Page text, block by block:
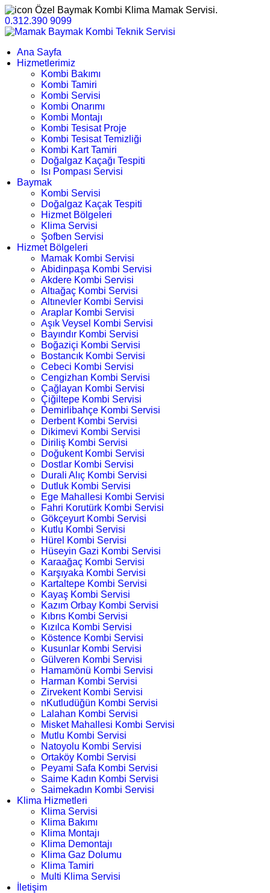
Özel Baymak Kombi Klima Mamak Servisi.
0.312.390 9099
Ana Sayfa
Hizmetlerimiz
Kombi Bakımı
Kombi Tamiri
Kombi Servisi
Kombi Onarımı
Kombi Montajı
Kombi Tesisat Proje
Kombi Tesisat Temizliği
Kombi Kart Tamiri
Doğalgaz Kaçağı Tespiti
Isı Pompası Servisi
Baymak
Kombi Servisi
Doğalgaz Kaçak Tespiti
Hizmet Bölgeleri
Klima Servisi
Şofben Servisi
Hizmet Bölgeleri
Mamak Kombi Servisi
Abidinpaşa Kombi Servisi
Akdere Kombi Servisi
Altıağaç Kombi Servisi
Altınevler Kombi Servisi
Araplar Kombi Servisi
Aşık Veysel Kombi Servisi
Bayındır Kombi Servisi
Boğaziçi Kombi Servisi
Bostancık Kombi Servisi
Cebeci Kombi Servisi
Cengizhan Kombi Servisi
Çağlayan Kombi Servisi
Çiğiltepe Kombi Servisi
Demirlibahçe Kombi Servisi
Derbent Kombi Servisi
Dikimevi Kombi Servisi
Diriliş Kombi Servisi
Doğukent Kombi Servisi
Dostlar Kombi Servisi
Durali Alıç Kombi Servisi
Dutluk Kombi Servisi
Ege Mahallesi Kombi Servisi
Fahri Korutürk Kombi Servisi
Gökçeyurt Kombi Servisi
Kutlu Kombi Servisi
Hürel Kombi Servisi
Hüseyin Gazi Kombi Servisi
Karaağaç Kombi Servisi
Karşıyaka Kombi Servisi
Kartaltepe Kombi Servisi
Kayaş Kombi Servisi
Kazım Orbay Kombi Servisi
Kıbrıs Kombi Servisi
Kızılca Kombi Servisi
Köstence Kombi Servisi
Kusunlar Kombi Servisi
Gülveren Kombi Servisi
Hamamönü Kombi Servisi
Harman Kombi Servisi
Zirvekent Kombi Servisi
nKutludüğün Kombi Servisi
Lalahan Kombi Servisi
Misket Mahallesi Kombi Servisi
Mutlu Kombi Servisi
Natoyolu Kombi Servisi
Ortaköy Kombi Servisi
Peyami Safa Kombi Servisi
Saime Kadın Kombi Servisi
Saimekadın Kombi Servisi
Klima Hizmetleri
Klima Servisi
Klima Bakımı
Klima Montajı
Klima Demontajı
Klima Gaz Dolumu
Klima Tamiri
Multi Klima Servisi
İletişim